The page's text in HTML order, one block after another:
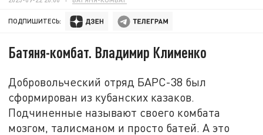
ПОДПИШИТЕСЬ:
Батяня-комбат. Владимир Клименко
Добровольческий отряд БАРС-38 был
сформирован из кубанских казаков.
Подчиненные называют своего комбата
мозгом, талисманом и просто батей. А это